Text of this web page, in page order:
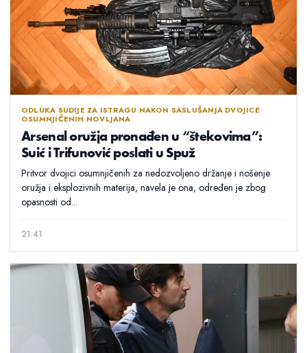
ODLUKA SUDIJE ZA ISTRAGU NAKON SASLUŠANJA DVOJICE
OSUMNJIČENIH NOVLJANA
Arsenal oružja pronađen u “štekovima”:
Suić i Trifunović poslati u Spuž
Pritvor dvojici osumnjičenih za nedozvoljeno držanje i nošenje
oružja i eksplozivnih materija, navela je ona, određen je zbog
opasnosti od...
21:41